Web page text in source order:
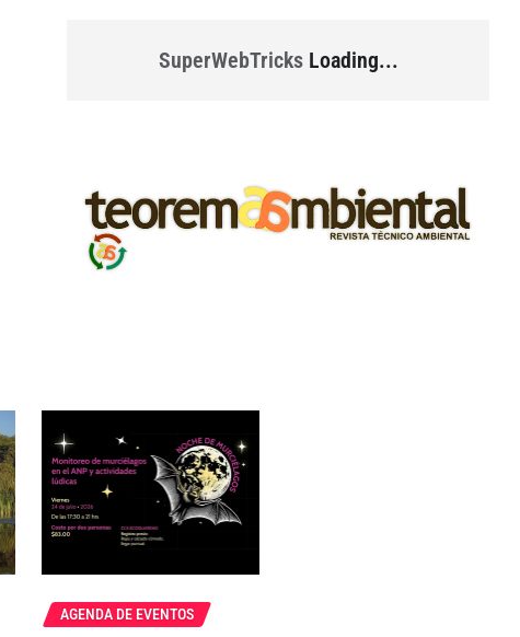
SuperWebTricksLoading...
AGENDA DE EVENTOS